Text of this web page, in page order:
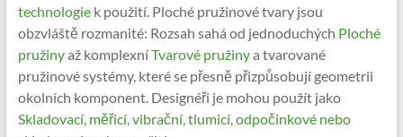
technologiek použití. Ploché pružinové tvary jsou
obzvláště rozmanité: Rozsah sahá od jednoduchých Ploché
pružinyaž komplexníTvarové pružinya tvarované
pružinové systémy, které se přesně přizpůsobují geometrii
okolních komponent. Designéři je mohou použít jako
Skladovací, měřicí, vibrační, tlumicí, odpočinkové nebo